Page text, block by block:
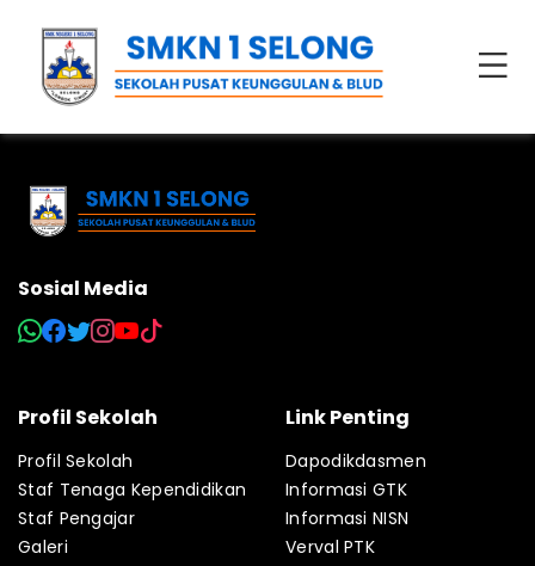
Sosial Media
Profil Sekolah
Profil Sekolah
Staf Tenaga Kependidikan
Staf Pengajar
Galeri
Link Penting
Dapodikdasmen
Informasi GTK
Informasi NISN
Verval PTK